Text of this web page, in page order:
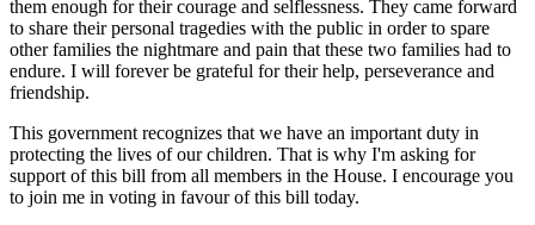
them enough for their courage and selflessness. They came forward
to share their personal tragedies with the public in order to spare
other families the nightmare and pain that these two families had to
endure. I will forever be grateful for their help, perseverance and
friendship.
This government recognizes that we have an important duty in
protecting the lives of our children. That is why I'm asking for
support of this bill from all members in the House. I encourage you
to join me in voting in favour of this bill today.